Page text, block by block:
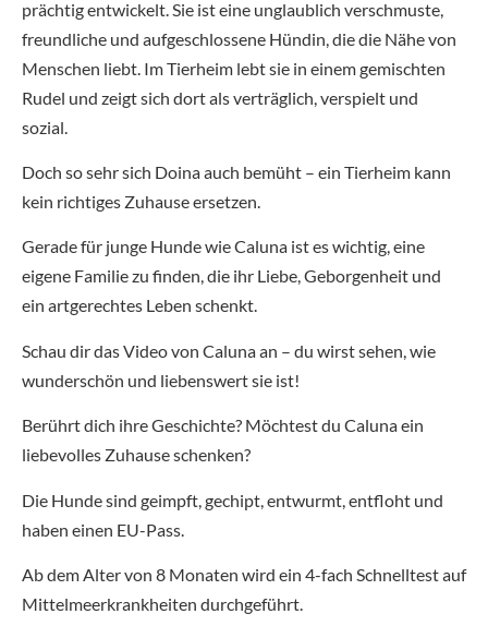
prächtig entwickelt. Sie ist eine unglaublich verschmuste,
freundliche und aufgeschlossene Hündin, die die Nähe von
Menschen liebt. Im Tierheim lebt sie in einem gemischten
Rudel und zeigt sich dort als verträglich, verspielt und
sozial.
Doch so sehr sich Doina auch bemüht – ein Tierheim kann
kein richtiges Zuhause ersetzen.
Gerade für junge Hunde wie Caluna ist es wichtig, eine
eigene Familie zu finden, die ihr Liebe, Geborgenheit und
ein artgerechtes Leben schenkt.
Schau dir das Video von Caluna an – du wirst sehen, wie
wunderschön und liebenswert sie ist!
Berührt dich ihre Geschichte? Möchtest du Caluna ein
liebevolles Zuhause schenken?
Die Hunde sind geimpft, gechipt, entwurmt, entfloht und
haben einen EU-Pass.
Ab dem Alter von 8 Monaten wird ein 4-fach Schnelltest auf
Mittelmeerkrankheiten durchgeführt.